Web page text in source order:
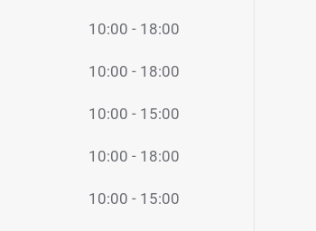
10:00 - 18:00
10:00 - 18:00
10:00 - 15:00
10:00 - 18:00
10:00 - 15:00